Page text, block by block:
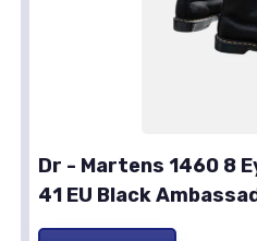
Dr - Martens 1460 8
41 EU Black